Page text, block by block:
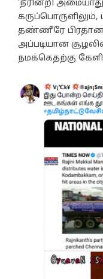
‘நீரின்றி
தண்ணீரே
அப்படியான
நமக்கெதற்கு